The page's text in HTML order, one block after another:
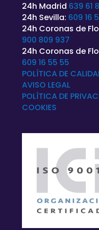
24h Madrid 639 61
24h Sevilla: 609 16
24h Coronas de
900 809 937
24h Coronas de
609 16 55 55
POLÍTICA DE
AVISO LEGAL
POLÍTICA DE
COOKIES